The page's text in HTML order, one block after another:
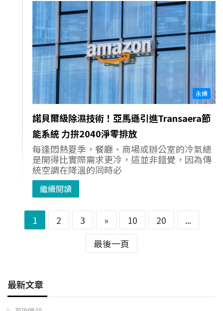
永續
諾貝爾級除濕技術！亞馬遜引進Transaera節
能系統 力拚2040淨零排放
每逢悶熱夏季，餐廳、商場或辦公室的冷氣總
是開得比實際需求更冷，這並非錯覺，因為傳
統空調在降溫的同時必
繼續閱讀
1 2 3 » 10 20
...
最後一頁
最新文章